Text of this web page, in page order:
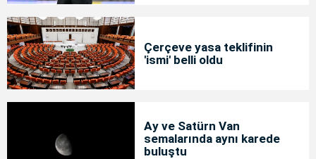
Çerçeve yasa teklifinin
'ismi' belli oldu
Ay ve Satürn Van
semalarında aynı karede
buluştu